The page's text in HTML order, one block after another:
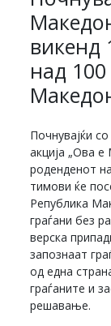
викенд
над
Почнувајќи
акција „Ова е
роденденот
тимови ќе
Република
граѓани без
верска
запознаат
од една
граѓаните и
решавање.